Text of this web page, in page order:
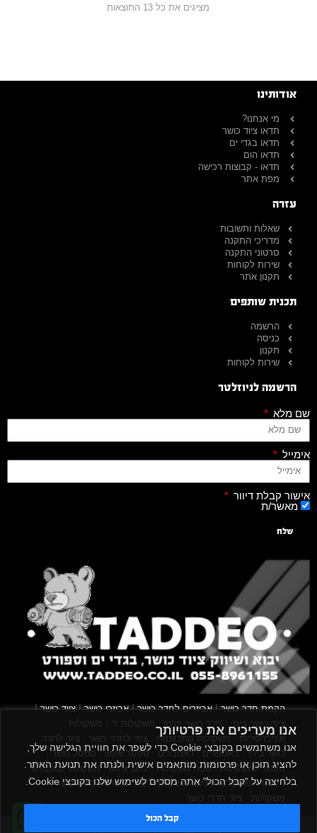
אנו מעריכים את פרטיותך
אנו משתמשים בקובצי Cookie כדי לשפר את חוויית הגלישה שלך,
להציג תוכן או פרסומות מותאמים אישית ולנתח את תנועת האתר.
בלחיצה על "קבל הכול" אתה מסכים לשימוש שלנו בקובצי Cookie.
קבל הכול
מציגים את כל ⁦13⁩ התוצאות
אודותינו
מי אנחנו?
תדאו ציוד כושר
תדאו בגדי ים
תדאו הום
תדאו - קבוצות רכישה
מפת אתר
עזרה
שאלות ותשובות
מדריכי התקנה
סרטוני התקנה
שירות לקוחות
תקנון אתר
תכנית שותפים
הרשמה
כניסה
תקנון
שירות לקוחות
הרשמה לניוזלטר
שם מלא
אימייל
אישור קבלת דיוור
מאשר/ת
שלח
הקמת חדר כושר|אביזרים לחדר כושר|אביזרי כושר|ציוד כושר|
ציוד כושר ביתי חדר כושר פרטי משקולות יד
משקולות
אוניברסליות | משקולות מתכווננות ציוד לחדר כושר
ציוד לחדר
כושר ביתי|באמפרים |דאמבלים |ספסל אימון | ספסל כושר|
מעמד למשקולות|ספת משקולות |כלוב אימון|משקולת קטלבלס
|סטנד למשקולות|כלוב משקולות|ציוד ספורט|ספת כושר|
משקולות ציוד חדרי כושר